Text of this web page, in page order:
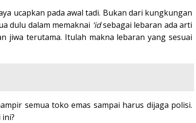
ucapkan pada awal tadi. Bukan dari kungkungan
dulu dalam memaknai ‘idsebagai lebaran ada arti
jiwa terutama. Itulah makna lebaran yang sesuai
semua toko emas sampai harus dijaga polisi.